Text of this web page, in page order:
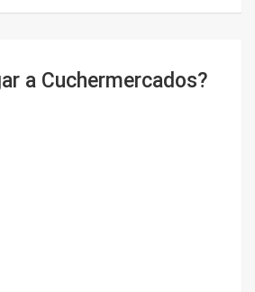
a Cuchermercados?